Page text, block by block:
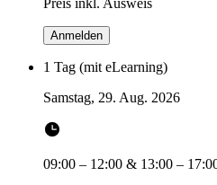
Anmelden
1 Tag (mit eLearning)
Samstag, 29. Aug. 2026
09:00 – 12:00 & 13:00 –